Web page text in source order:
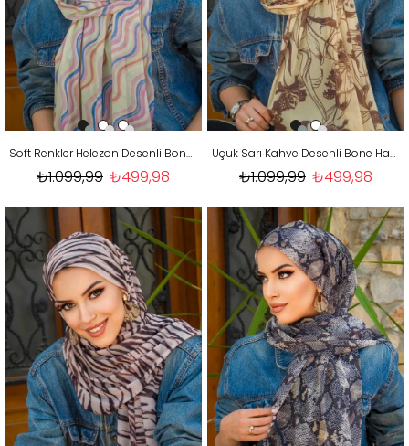
Soft Renkler Helezon Desenli Bone Hazır Şal
₺499,98
₺1.099,99
Uçuk Sarı Kahve Desenli Bone Hazır Şal
₺499,98
₺1.099,99